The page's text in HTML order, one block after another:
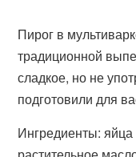
Пирог в
традиционной
сладкое, но не
подготовили для
Ингредиенты: яйца